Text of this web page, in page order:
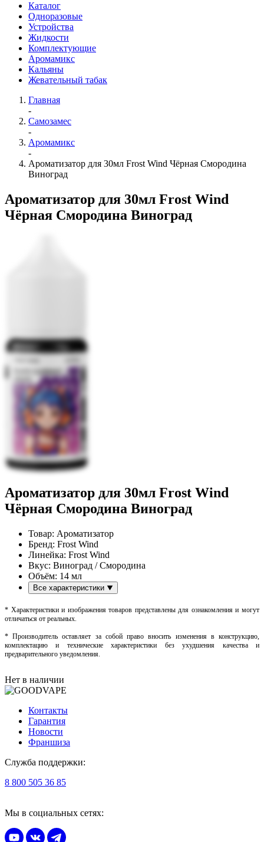
Каталог
Одноразовые
Устройства
Жидкости
Комплектующие
Аромамикс
Кальяны
Жевательный табак
Главная
-
Самозамес
-
Аромамикс
-
Ароматизатор для 30мл Frost Wind Чёрная Смородина
Виноград
Ароматизатор для 30мл Frost Wind
Чёрная Смородина Виноград
Ароматизатор для 30мл Frost Wind
Чёрная Смородина Виноград
Товар: Ароматизатор
Бренд: Frost Wind
Линейка: Frost Wind
Вкус: Виноград / Смородина
Объём: 14 мл
Все характеристики
* Характеристики и изображения товаров представлены для ознакомления и могут
отличаться от реальных.
* Производитель оставляет за собой право вносить изменения в конструкцию,
комплектацию и технические характеристики без ухудшения качества и
предварительного уведомления.
Нет в наличии
Контакты
Гарантия
Новости
Франшиза
Служба поддержки:
8 800 505 36 85
Мы в социальных сетях: